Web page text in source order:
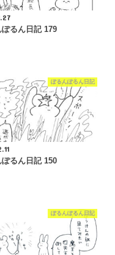
ぽるん日記 179
ぽるんぽるん日記
ぽるん日記 150
ぽるんぽるん日記